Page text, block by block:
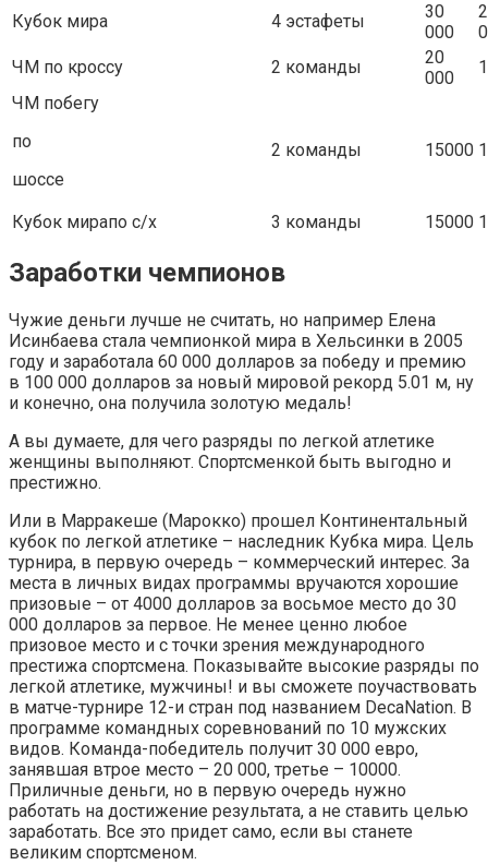
Кубок мира
4 эстафеты
30
000
ЧМ по кроссу
2 команды
20
000
ЧМ побегу
по
шоссе
2 команды 15000
Кубок мирапо с/х 3 команды 15000
Заработки чемпионов
Чужие деньги лучше не считать, но например Елена
Исинбаева стала чемпионкой мира в Хельсинки в 2005
году и заработала 60 000 долларов за победу и премию
в 100 000 долларов за новый мировой рекорд 5.01 м, ну
и конечно, она получила золотую медаль!
А вы думаете, для чего разряды по легкой атлетике
женщины выполняют. Спортсменкой быть выгодно и
престижно.
Или в Марракеше (Марокко) прошел Континентальный
кубок по легкой атлетике – наследник Кубка мира. Цель
турнира, в первую очередь – коммерческий интерес. За
места в личных видах программы вручаются хорошие
призовые – от 4000 долларов за восьмое место до 30
000 долларов за первое. Не менее ценно любое
призовое место и с точки зрения международного
престижа спортсмена. Показывайте высокие разряды по
легкой атлетике, мужчины! и вы сможете поучаствовать
в матче-турнире 12-и стран под названием DecaNation. В
программе командных соревнований по 10 мужских
видов. Команда-победитель получит 30 000 евро,
занявшая втрое место – 20 000, третье – 10000.
Приличные деньги, но в первую очередь нужно
работать на достижение результата, а не ставить целью
заработать. Все это придет само, если вы станете
великим спортсменом.